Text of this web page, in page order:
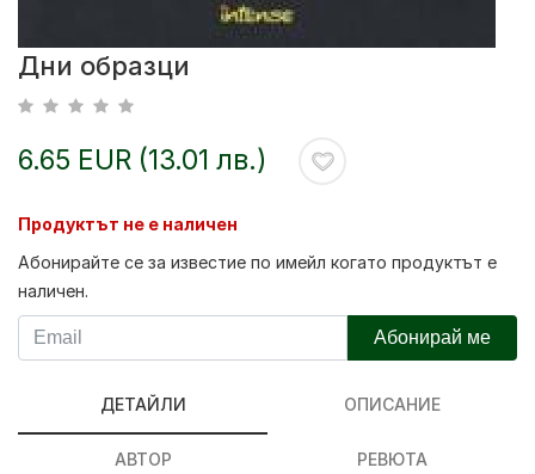
Дни образци
6.65 EUR (13.01 лв.)
Продуктът не е наличен
Абонирайте се за известие по имейл когато продуктът е
наличен.
Абонирай ме
ДЕТАЙЛИ ОПИСАНИЕ
АВТОР РЕВЮТА